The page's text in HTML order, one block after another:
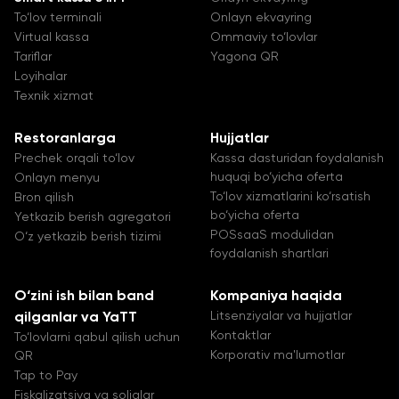
To‘lov terminali
Virtual kassa
Tariflar
Loyihalar
Texnik xizmat
Onlayn ekvayring
Ommaviy to‘lovlar
Yagona QR
Restoranlarga
Prechek orqali to‘lov
Onlayn menyu
Bron qilish
Yetkazib berish agregatori
O‘z yetkazib berish tizimi
Hujjatlar
Kassa dasturidan foydalanish
huquqi bo‘yicha oferta
To‘lov xizmatlarini ko‘rsatish
bo‘yicha oferta
POSsaaS modulidan
foydalanish shartlari
O‘zini ish bilan band
qilganlar va YaTT
To‘lovlarni qabul qilish uchun
QR
Tap to Pay
Fiskalizatsiya va soliqlar
Kompaniya haqida
Litsenziyalar va hujjatlar
Kontaktlar
Korporativ ma'lumotlar